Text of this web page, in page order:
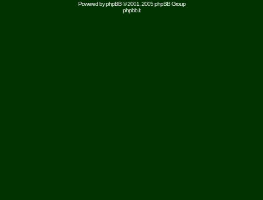
Powered byphpBB© 2001, 2005 phpBB Group
phpbb.it